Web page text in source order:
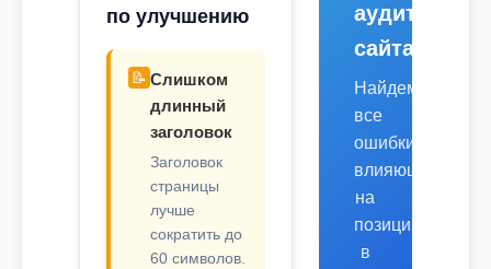
по улучшению
📝 Слишком
длинный
заголовок
Заголовок
страницы
лучше
сократить до
60 символов.
аудит
сайта
Найдем
все
ошибки,
влияющие
на
позиции
в